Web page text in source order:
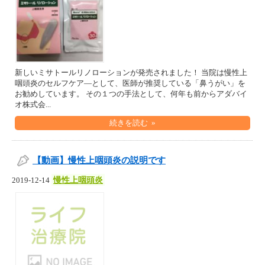
新しいミサトールリノローションが発売されました！ 当院は慢性上
咽頭炎のセルフケア―として、医師が推奨している「鼻うがい」を
お勧めしています。 その１つの手法として、何年も前からアダバイ
オ株式会...
続きを読む »
【動画】慢性上咽頭炎の説明です
2019-12-14 慢性上咽頭炎